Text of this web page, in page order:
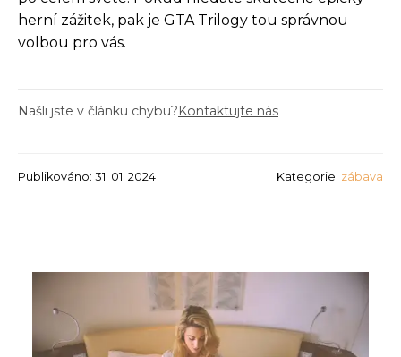
herní zážitek, pak je GTA Trilogy tou správnou
volbou pro vás.
Našli jste v článku chybu?Kontaktujte nás
Publikováno: 31. 01. 2024 Kategorie: zábava